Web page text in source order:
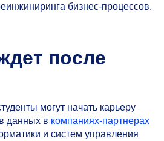
бизнес-процессов.
после
могут начать карьеру
данных в компаниях-партнерах
и систем управления